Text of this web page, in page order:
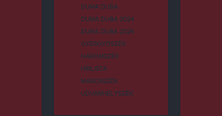
DUMA DUBA
DUMA DUBA 2024
DUMA DUBA 2026
GYERGYÓSZÉK
HÁROMSZÉK
HÍRLISTA
MAROSSZÉK
UDVARHELYSZÉK